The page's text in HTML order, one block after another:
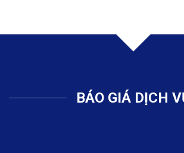
BÁO GIÁ DỊCH